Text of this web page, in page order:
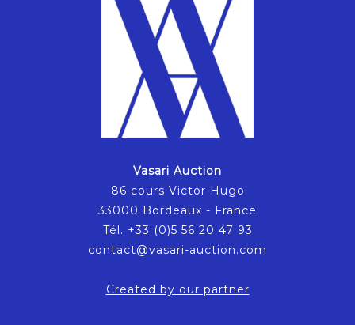
Vasari Auction
86 cours Victor Hugo
33000 Bordeaux - France
Tél. +33 (0)5 56 20 47 93
contact@vasari-auction.com
Created by our partner